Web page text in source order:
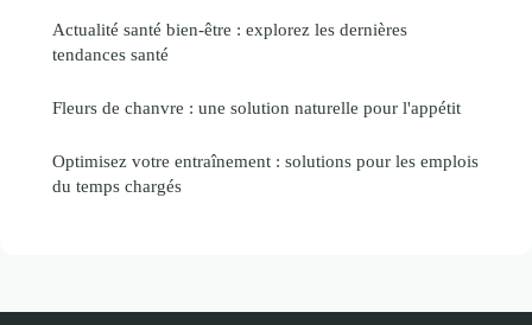
Actualité santé bien-être : explorez les dernières
tendances santé
Fleurs de chanvre : une solution naturelle pour l'appétit
Optimisez votre entraînement : solutions pour les emplois
du temps chargés